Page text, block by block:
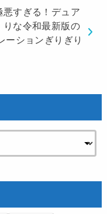
悪すぎる！デュア
な令和最新版の
ーションぎりぎり